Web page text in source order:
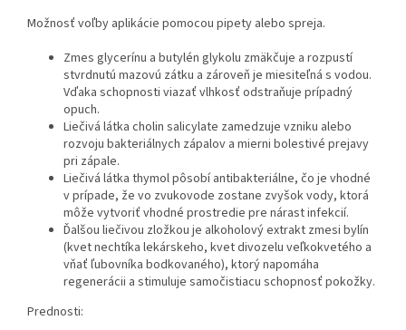
Možnosť voľby aplikácie pomocou pipety alebo spreja.
Zmes glycerínu a butylén glykolu zmäkčuje a rozpustí
stvrdnutú mazovú zátku a zároveň je miesiteľná s vodou.
Vďaka schopnosti viazať vlhkosť odstraňuje prípadný
opuch.
Liečivá látka cholin salicylate zamedzuje vzniku alebo
rozvoju bakteriálnych zápalov a mierni bolestivé prejavy
pri zápale.
Liečivá látka thymol pôsobí antibakteriálne, čo je vhodné
v prípade, že vo zvukovode zostane zvyšok vody, ktorá
môže vytvoriť vhodné prostredie pre nárast infekcií.
Ďalšou liečivou zložkou je alkoholový extrakt zmesi bylín
(kvet nechtíka lekárskeho, kvet divozelu veľkokvetého a
vňať ľubovníka bodkovaného), ktorý napomáha
regenerácii a stimuluje samočistiacu schopnosť pokožky.
Prednosti: